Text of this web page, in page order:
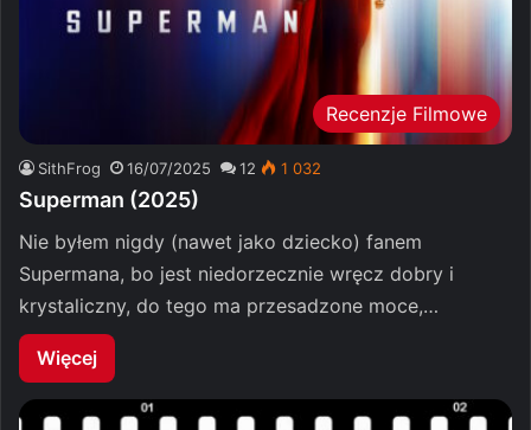
Recenzje Filmowe
SithFrog 16/07/2025 12 1 032
Superman (2025)
Nie byłem nigdy (nawet jako dziecko) fanem
Supermana, bo jest niedorzecznie wręcz dobry i
krystaliczny, do tego ma przesadzone moce,…
Więcej